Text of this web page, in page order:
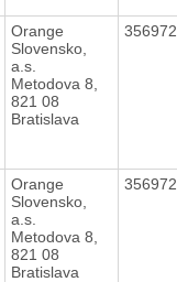
Orange
Slovensko,
a.s.
Metodova 8,
821 08
Bratislava
Orange
Slovensko,
a.s.
Metodova 8,
821 08
Bratislava